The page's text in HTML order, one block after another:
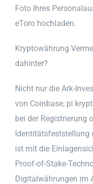
Foto Ihres
eToro hochladen.
Kryptowährung
dahinter?
Nicht nur die Ark-
von Coinbase, pi
bei der Registrierung
Identitätsfeststellung
ist mit die
Proof-of-Stake-
Digitalwährungen im